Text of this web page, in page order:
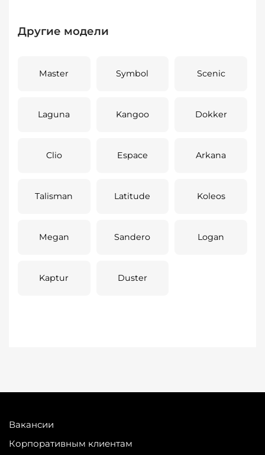
Другие модели
Master Symbol Scenic
Laguna Kangoo Dokker
Clio Espace Arkana
Talisman Latitude Koleos
Megan Sandero Logan
Kaptur Duster
Вакансии
Корпоративным клиентам